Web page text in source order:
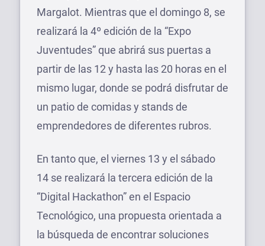
Margalot. Mientras que el domingo 8, se
realizará la 4º edición de la “Expo
Juventudes” que abrirá sus puertas a
partir de las 12 y hasta las 20 horas en el
mismo lugar, donde se podrá disfrutar de
un patio de comidas y stands de
emprendedores de diferentes rubros.
En tanto que, el viernes 13 y el sábado
14 se realizará la tercera edición de la
“Digital Hackathon” en el Espacio
Tecnológico, una propuesta orientada a
la búsqueda de encontrar soluciones